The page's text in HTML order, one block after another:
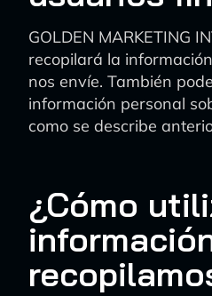
GOLDEN MARKETING
recopilará la
nos envíe. También
información personal
como se describe
¿Cómo